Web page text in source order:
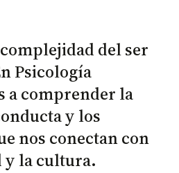
del ser
Psicología
a comprender la
y los
nos conectan con
y la cultura.